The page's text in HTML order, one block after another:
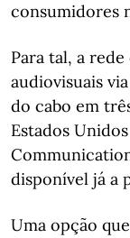
consumidores
Para tal, a
audiovisuais
do cabo em
Estados
disponível já a
Uma opção